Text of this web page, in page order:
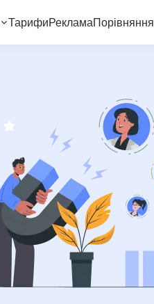
ТарифиРекламаПорівняння